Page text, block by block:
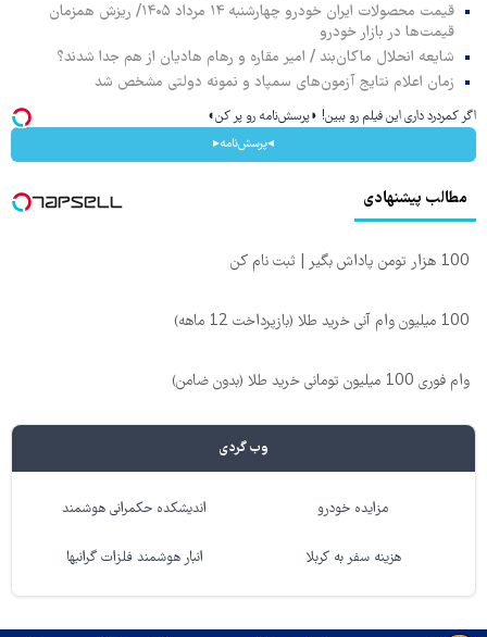
قیمت محصولات ایران خودرو چهارشنبه ۱۴ مرداد ۱۴۰۵/ ریزش همزمان
قیمت‌ها در بازار خودرو
شایعه انحلال ماکان‌بند / امیر مقاره و رهام هادیان از هم جدا شدند؟
زمان اعلام نتایج آزمون‌های سمپاد و نمونه دولتی مشخص شد
اگر کمردرد داری این فیلم رو ببین! ◗پرسش‌نامه رو پر کن◖
◂پرسش‌نامه▸
مطالب پیشنهادی
100 هزار تومن پاداش بگیر | ثبت نام کن
100 میلیون وام آنی خرید طلا (بازپرداخت 12 ماهه)
وام فوری 100 میلیون تومانی خرید طلا (بدون ضامن)
وب گردی
مزایده خودرو اندیشکده حکمرانی هوشمند
هزینه سفر به کربلا انبار هوشمند فلزات گرانبها